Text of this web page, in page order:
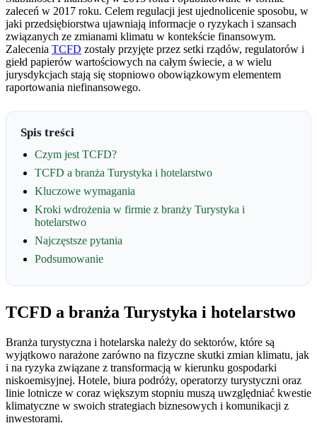
zaleceń w 2017 roku. Celem regulacji jest ujednolicenie sposobu, w
jaki przedsiębiorstwa ujawniają informacje o ryzykach i szansach
związanych ze zmianami klimatu w kontekście finansowym.
Zalecenia TCFD zostały przyjęte przez setki rządów, regulatorów i
giełd papierów wartościowych na całym świecie, a w wielu
jurysdykcjach stają się stopniowo obowiązkowym elementem
raportowania niefinansowego.
Spis treści
Czym jest TCFD?
TCFD a branża Turystyka i hotelarstwo
Kluczowe wymagania
Kroki wdrożenia w firmie z branży Turystyka i
hotelarstwo
Najczęstsze pytania
Podsumowanie
TCFD a branża Turystyka i hotelarstwo
Branża turystyczna i hotelarska należy do sektorów, które są
wyjątkowo narażone zarówno na fizyczne skutki zmian klimatu, jak
i na ryzyka związane z transformacją w kierunku gospodarki
niskoemisyjnej. Hotele, biura podróży, operatorzy turystyczni oraz
linie lotnicze w coraz większym stopniu muszą uwzględniać kwestie
klimatyczne w swoich strategiach biznesowych i komunikacji z
inwestorami.